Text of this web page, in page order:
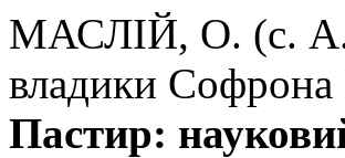
МАСЛІЙ, О. (с.
владики
Пастир: